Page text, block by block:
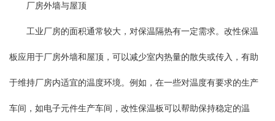
厂房外墙与屋顶
工业厂房的面积通常较大，对保温隔热有一定需求。改性保温
板应用于厂房外墙和屋顶，可以减少室内热量的散失或传入，有助
于维持厂房内适宜的温度环境。例如，在一些对温度有要求的生产
车间，如电子元件生产车间，改性保温板可以帮助保持稳定的温